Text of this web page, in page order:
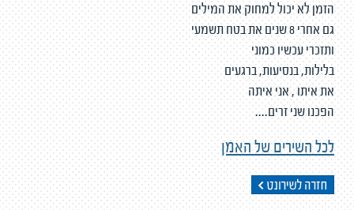
הזמן לא יכול למחוק את המילים
גם אחרי 8 שנים את בטח תשמעי
ותזכרי עכשיו כמוני
בלילות, בנסיעות, ברגעים
את איתו , אני איתה
הפכנו שני זרים....
לכל השירים של האמן